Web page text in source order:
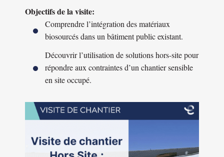
Objectifs de la visite:
Comprendre l’intégration des matériaux
biosourcés dans un bâtiment public existant.
Découvrir l’utilisation de solutions hors-site pour
répondre aux contraintes d’un chantier sensible
en site occupé.